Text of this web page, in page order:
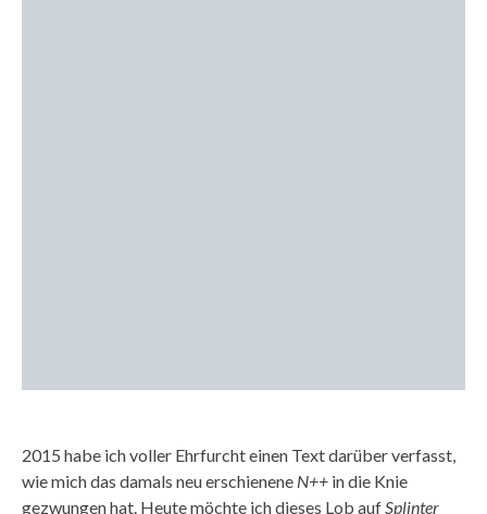
2015 habe ich voller Ehrfurcht einen Text darüber verfasst,
wie mich das damals neu erschienene N++ in die Knie
gezwungen hat. Heute möchte ich dieses Lob aufSplinter